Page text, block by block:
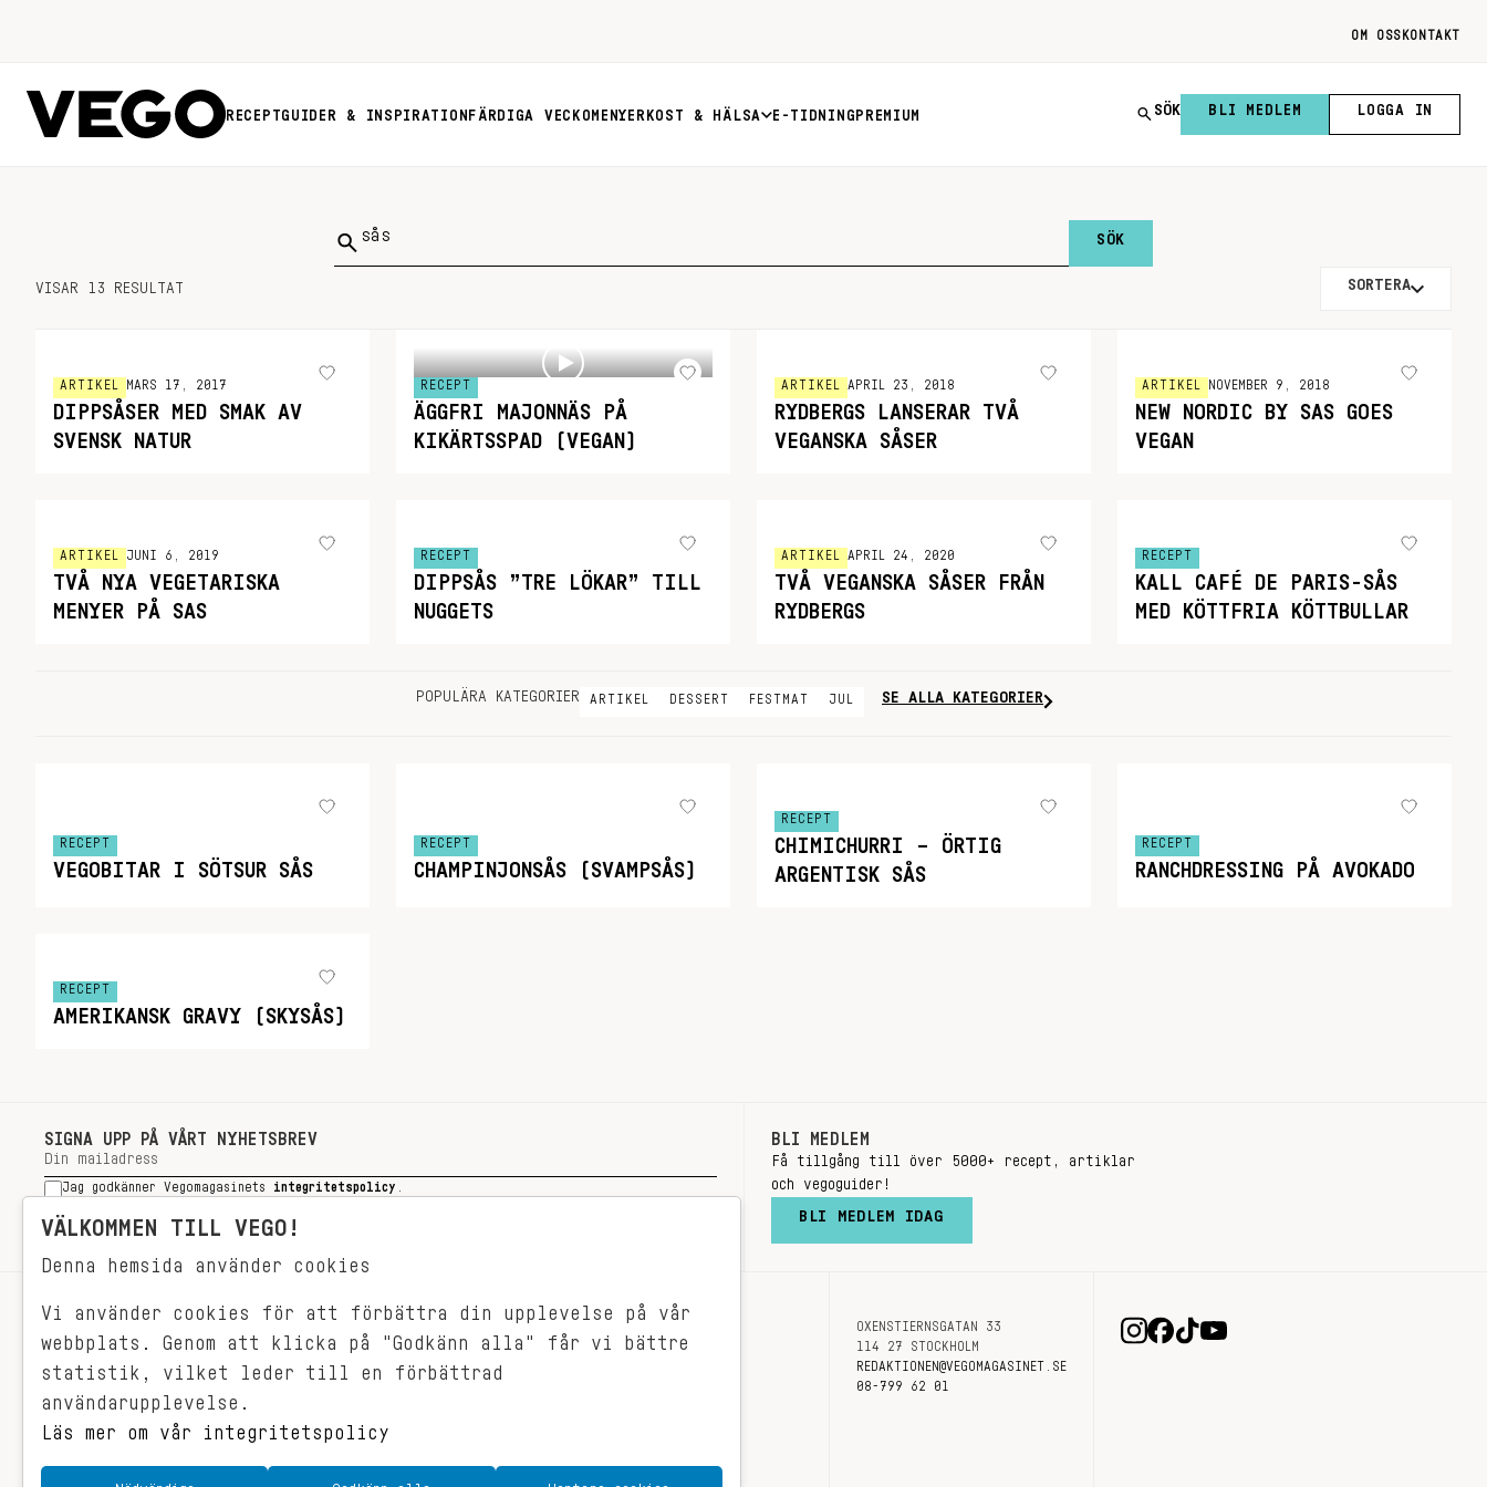
OM OSS KONTAKT
RECEPTGUIDER & INSPIRATION FÄRDIGA VECKOMENYER KOST & HÄLSA E-TIDNING PREMIUM SÖK BLI MEDLEM LOGGA IN
Sök
VISAR 13 RESULTAT SORTERA
ARTIKEL MARS 17, 2017
DIPPSÅSER MED SMAK AV
SVENSK NATUR
RECEPT
ÄGGFRI MAJONNÄS PÅ
KIKÄRTSSPAD (VEGAN)
ARTIKEL APRIL 23, 2018
RYDBERGS LANSERAR TVÅ
VEGANSKA SÅSER
ARTIKEL NOVEMBER 9, 2018
NEW NORDIC BY SAS GOES
VEGAN
ARTIKEL JUNI 6, 2019
TVÅ NYA VEGETARISKA
MENYER PÅ SAS
RECEPT
DIPPSÅS ”TRE LÖKAR” TILL
NUGGETS
ARTIKEL APRIL 24, 2020
TVÅ VEGANSKA SÅSER FRÅN
RYDBERGS
RECEPT
KALL CAFÉ DE PARIS-SÅS
MED KÖTTFRIA KÖTTBULLAR
POPULÄRA KATEGORIER ARTIKEL DESSERT FESTMAT JUL SE ALLA KATEGORIER
RECEPT
VEGOBITAR I SÖTSUR SÅS
RECEPT
CHAMPINJONSÅS (SVAMPSÅS)
RECEPT
CHIMICHURRI – ÖRTIG
ARGENTISK SÅS
RECEPT
RANCHDRESSING PÅ AVOKADO
RECEPT
AMERIKANSK GRAVY (SKYSÅS)
SIGNA UPP PÅ VÅRT NYHETSBREV
Jag godkänner Vegomagasinets integritetspolicy
SIGNA UPP
BLI MEDLEM
Få tillgång till över 5000+ recept, artiklar
och vegoguider!
BLI MEDLEM IDAG
himla enkelt för just dig att äta
vego. För vegomat är inte krångligt,
fantastiskt.
RECEPT
VEGONYTT
OM OSS
OXENSTIERNSGATAN 33
114 27 STOCKHOLM
REDAKTIONEN@VEGOMAGASINET.SE
08-799 62 01
VÄLKOMMEN TILL VEGO!
Denna hemsida använder cookies
Vi använder cookies för att förbättra din upplevelse på vår
webbplats. Genom att klicka på "Godkänn alla" får vi bättre
statistik, vilket leder till en förbättrad
användarupplevelse.
Läs mer om vår integritetspolicy